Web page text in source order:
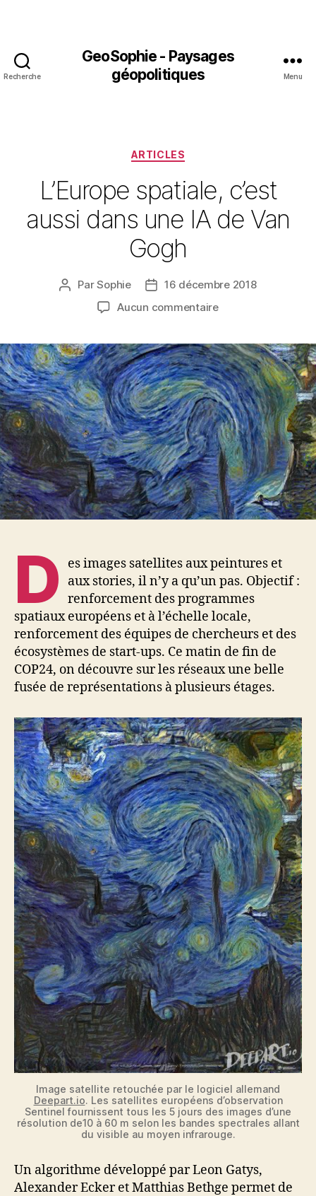
Recherche
GeoSophie - Paysages
géopolitiques
Menu
Catégories
ARTICLES
L’Europe spatiale, c’est
aussi dans une IA de Van
Gogh
Auteur
l’article
ParSophie
Date16 décembre 2018
Aucun commentairesur
c’est
aussi
dans
une
IA
de
Van
Gogh
D
es images satellites aux peintures et
aux stories, il n’y a qu’un pas. Objectif :
renforcement des programmes
spatiaux européens et à l’échelle locale,
renforcement des équipes de chercheurs et des
écosystèmes de start-ups. Ce matin de fin de
COP24, on découvre sur les réseaux une belle
fusée de représentations à plusieurs étages.
Image satellite retouchée par le logiciel allemand
Deepart.io. Les satellites européens d’observation
Sentinel fournissent tous les 5 jours des images d’une
résolution de10 à 60 m selon les bandes spectrales allant
du visible au moyen infrarouge.
Un algorithme développé par Leon Gatys,
Alexander Ecker et Matthias Bethge permet de